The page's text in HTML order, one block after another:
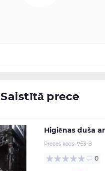
Saistītā prece
Higiēnas duša
Preces kods: V63-B
0